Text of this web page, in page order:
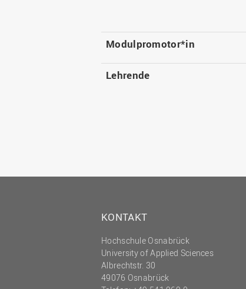
Modulpromotor*in
Lehrende
KONTAKT
Hochschule Osnabrück
University of Applied Sciences
Albrechtstr. 30
49076 Osnabrück